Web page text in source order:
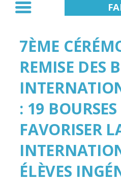
7ÈME
REMISE DES
: 19
FAVORISER
ÉLÈVES